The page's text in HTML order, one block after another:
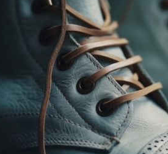
Können
Schmerzen
Arbeitsschuhe